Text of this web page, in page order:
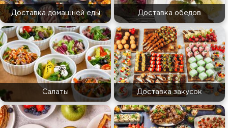
Доставка домашней еды Доставка обедов
Салаты Доставка закусок